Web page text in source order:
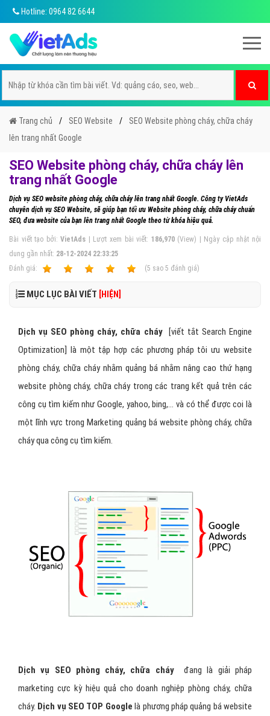
Hotline: 0964 82 6644
Trang chủ SEO Website
SEO Website phòng cháy, chữa cháy
lên trang nhất Google
SEO Website phòng cháy, chữa cháy lên
trang nhất Google
Dịch vụ SEO website phòng cháy, chữa cháy lên trang nhất Google. Công ty VietAds
chuyên dịch vụ SEO Website, sẽ giúp bạn tối ưu Website phòng cháy, chữa cháy chuẩn
SEO, đưa website của bạn lên trang nhất Google theo từ khóa hiệu quả.
Bài viết tạo bởi:VietAds | Lượt xem bài viết: 186,970(View) | Ngày cập nhật nội
dung gần nhất: 28-12-2024 22:33:25
Ðánh giá:
(5 sao 5 đánh giá)
MỤC LỤC BÀI VIẾT [HIỆN]
Dịch vụ SEO phòng cháy, chữa cháy
[viết tắt Search Engine
Optimization] là một tập hợp các phương pháp tôi ưu website
phòng cháy, chữa cháy nhằm quảng bá nhằm nâng cao thứ hạng
website phòng cháy, chữa cháy trong các trang kết quả trên các
công cụ tìm kiếm như Google, yahoo, bing,... và có thể được coi là
một lĩnh vực trong Marketing quảng bá website phòng cháy, chữa
cháy qua công cụ tìm kiếm.
Dịch vụ SEO phòng cháy, chữa cháy
đang là giải pháp
marketing cực kỳ hiệu quả cho doanh nghiệp phòng cháy, chữa
cháy. Dịch vụ SEO TOP Google là phương pháp quảng bá website